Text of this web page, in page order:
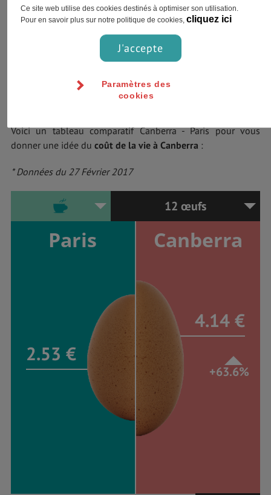
Voici un tableau comparatif Canberra - Paris pour vous
donner une idée du coût de la vie à Canberra :
* Données du 27 Février 2017
12 œufs
Paris
2.53 €
Canberra
4.14 €
+63.6%
Ce site web utilise des cookies destinés à optimiser son utilisation.
Pour en savoir plus sur notre politique de cookies, cliquez ici
J'accepte
Paramètres des
cookies